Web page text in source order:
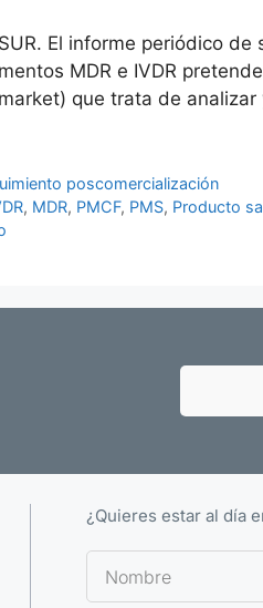
El informe periódico
MDR e IVDR
que trata de
poscomercialización
, MDR, PMCF, PMS, Producto
¿Quieres estar al día